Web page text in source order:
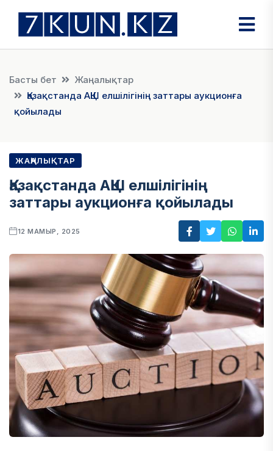
Басты бет
Жаңалықтар
Қазақстанда АҚШ елшілігінің заттары аукционға
қойылады
ЖАҢАЛЫҚТАР
Қазақстанда АҚШ елшілігінің
заттары аукционға қойылады
12 МАМЫР, 2025